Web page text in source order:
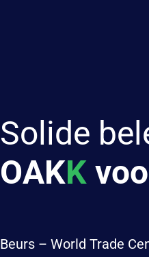
Solide
OAKK
Beurs – World Trade